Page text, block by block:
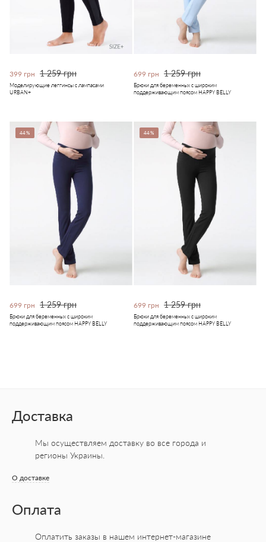
399 грн 1 259 грн
Моделирующие леггинсы с лампасами
URBAN+
699 грн 1 259 грн
Брюки для беременных с широким
поддерживающим поясом HAPPY BELLY
44%
699 грн 1 259 грн
Брюки для беременных с широким
поддерживающим поясом HAPPY BELLY
44%
699 грн 1 259 грн
Брюки для беременных с широким
поддерживающим поясом HAPPY BELLY
Доставка
Мы осуществляем доставку во все города и
регионы Украины.
О доставке
Оплата
Оплатить заказы в нашем интернет-магазине